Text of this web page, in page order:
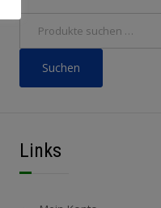
Suchen
Links